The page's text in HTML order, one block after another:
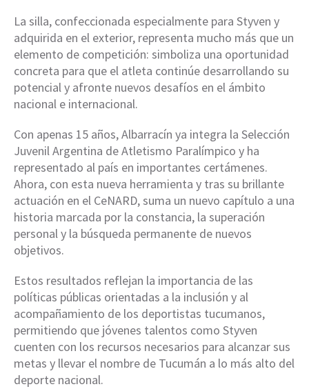
La silla, confeccionada especialmente para Styven y
adquirida en el exterior, representa mucho más que un
elemento de competición: simboliza una oportunidad
concreta para que el atleta continúe desarrollando su
potencial y afronte nuevos desafíos en el ámbito
nacional e internacional.
Con apenas 15 años, Albarracín ya integra la Selección
Juvenil Argentina de Atletismo Paralímpico y ha
representado al país en importantes certámenes.
Ahora, con esta nueva herramienta y tras su brillante
actuación en el CeNARD, suma un nuevo capítulo a una
historia marcada por la constancia, la superación
personal y la búsqueda permanente de nuevos
objetivos.
Estos resultados reflejan la importancia de las
políticas públicas orientadas a la inclusión y al
acompañamiento de los deportistas tucumanos,
permitiendo que jóvenes talentos como Styven
cuenten con los recursos necesarios para alcanzar sus
metas y llevar el nombre de Tucumán a lo más alto del
deporte nacional.